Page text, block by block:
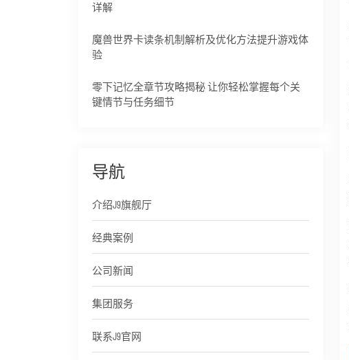
详解
魔兽世界卡读条机制解析及优化方法提升游戏体
验
零下记忆全章节攻略揭秘 让你轻松掌握每个关
键情节与任务细节
导航
介绍J9旗舰厅
经典案例
公司新闻
集团服务
联系J9官网